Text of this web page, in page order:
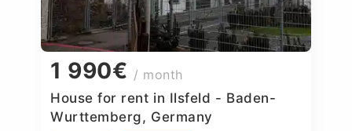
1 990€ / month
House for rent in Ilsfeld - Baden-
Wurttemberg, Germany